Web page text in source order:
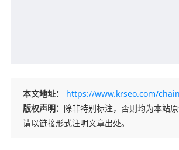
本文地址：
https://www.krseo.com/
版权声明： 除非特别标注，否则均为本站
请以链接形式注明文章出处。